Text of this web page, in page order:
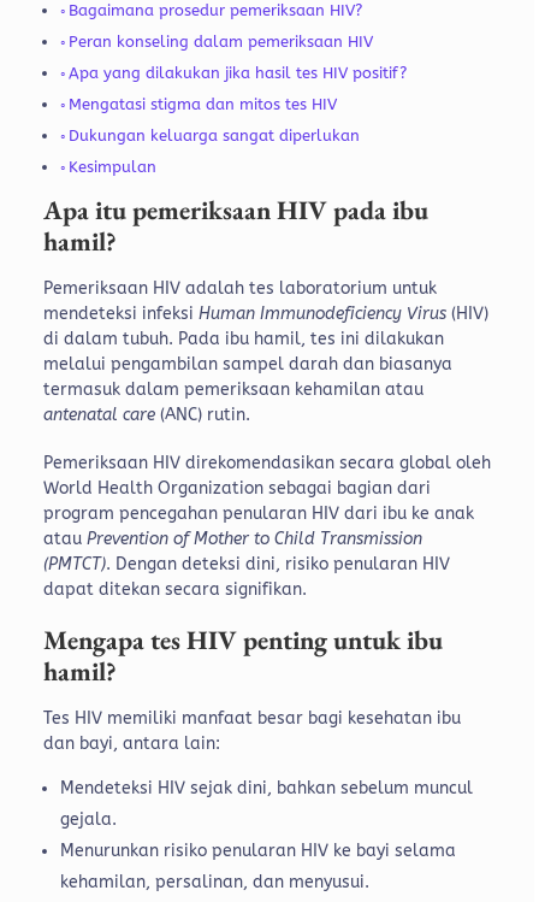
Bagaimana prosedur pemeriksaan HIV?
Peran konseling dalam pemeriksaan HIV
Apa yang dilakukan jika hasil tes HIV positif?
Mengatasi stigma dan mitos tes HIV
Dukungan keluarga sangat diperlukan
Kesimpulan
Apa itu pemeriksaan HIV pada ibu
hamil?
Pemeriksaan HIV adalah tes laboratorium untuk
mendeteksi infeksi Human Immunodeficiency Virus (HIV)
di dalam tubuh. Pada ibu hamil, tes ini dilakukan
melalui pengambilan sampel darah dan biasanya
termasuk dalam pemeriksaan kehamilan atau
antenatal care(ANC) rutin.
Pemeriksaan HIV direkomendasikan secara global oleh
World Health Organization sebagai bagian dari
program pencegahan penularan HIV dari ibu ke anak
atau Prevention of Mother to Child Transmission
(PMTCT). Dengan deteksi dini, risiko penularan HIV
dapat ditekan secara signifikan.
Mengapa tes HIV penting untuk ibu
hamil?
Tes HIV memiliki manfaat besar bagi kesehatan ibu
dan bayi, antara lain:
Mendeteksi HIV sejak dini, bahkan sebelum muncul
gejala.
Menurunkan risiko penularan HIV ke bayi selama
kehamilan, persalinan, dan menyusui.